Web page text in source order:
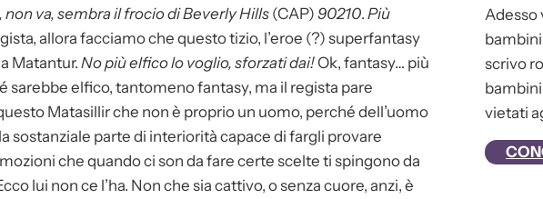
non va, sembra il frocio di Beverly Hills (CAP) 90210. Più
allora facciamo che questo tizio, l’eroe (?) superfantasy
Matantur. No più elfico lo voglio, sforzati dai!Ok, fantasy… più
sarebbe elfico, tantomeno fantasy, ma il regista pare
Matasillir che non è proprio un uomo, perché dell’uomo
sostanziale parte di interiorità capace di fargli provare
che quando ci son da fare certe scelte ti spingono da
lui non ce l’ha. Non che sia cattivo, o senza cuore, anzi, è
Adesso
scrivo
bambini
vietati